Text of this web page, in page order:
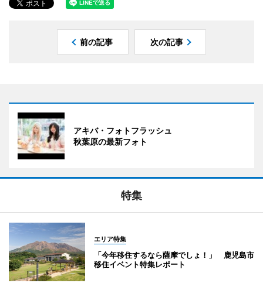
前の記事 次の記事
アキバ・フォトフラッシュ
秋葉原の最新フォト
特集
エリア特集
「今年移住するなら薩摩でしょ！」 鹿児島市
移住イベント特集レポート